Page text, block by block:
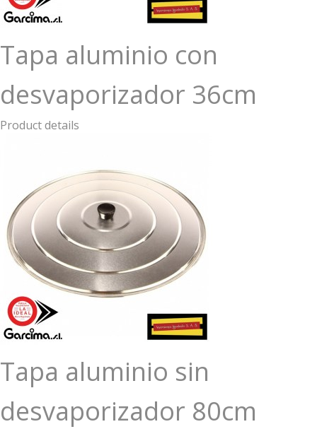
Tapa aluminio con
desvaporizador 36cm
Product details
Tapa aluminio sin
desvaporizador 80cm